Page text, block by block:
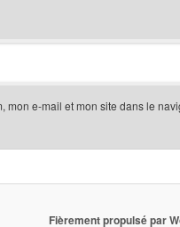
mon e-mail et mon site dans le
Fièrement propulsé par